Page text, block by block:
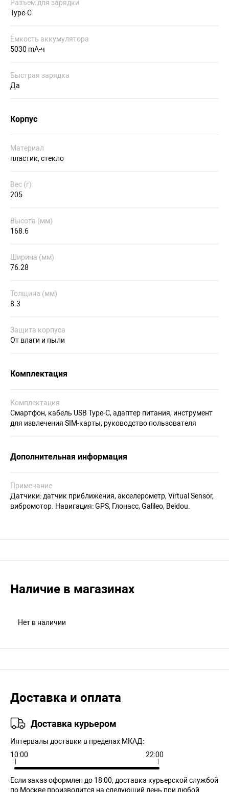
Разъем для зарядки
Type-C
Емкость аккумулятора
5030 mA-ч
Быстрая зарядка
Да
Корпус
Материал
пластик, стекло
Вес (г)
205
Высота (мм)
168.6
Ширина (мм)
76.28
Толщина (мм)
8.3
Защита корпуса
От влаги и пыли
Комплектация
Комплектация
Смартфон, кабель USB Type-C, адаптер питания, инструмент
для извлечения SIM-карты, руководство пользователя
Дополнительная информация
Примечание
Датчики: датчик приближения, акселерометр, Virtual Sensor,
вибромотор. Навигация: GPS, Глонасс, Galileo, Beidou.
Наличие в магазинах
Нет в наличии
Доставка и оплата
Доставка курьером
Интервалы доставки в пределах МКАД:
10:00
22:00
Если заказ оформлен до 18:00, доставка курьерской службой
по Москве производится на следующий день при любой